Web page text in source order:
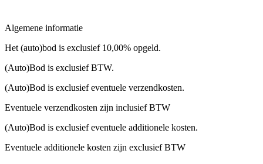
Algemene informatie
Het (auto)bod is exclusief 10,00% opgeld.
(Auto)Bod is exclusief BTW.
(Auto)Bod is exclusief eventuele verzendkosten.
Eventuele verzendkosten zijn inclusief BTW
(Auto)Bod is exclusief eventuele additionele kosten.
Eventuele additionele kosten zijn exclusief BTW